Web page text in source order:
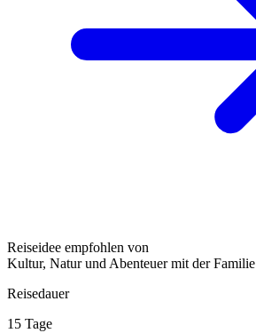
Reiseidee empfohlen von
Kultur, Natur und Abenteuer mit der Familie
Reisedauer
15 Tage